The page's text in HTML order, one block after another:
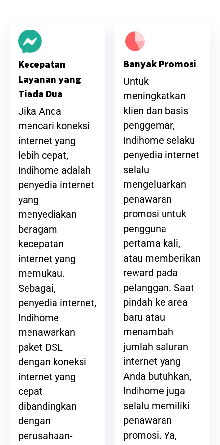
Kecepatan
Layanan yang
Tiada Dua
Jika Anda
mencari koneksi
internet yang
lebih cepat,
Indihome adalah
penyedia internet
yang
menyediakan
beragam
kecepatan
internet yang
memukau.
Sebagai,
penyedia internet,
Indihome
menawarkan
paket DSL
dengan koneksi
internet yang
cepat
dibandingkan
dengan
perusahaan-
Banyak Promosi
Untuk
meningkatkan
klien dan basis
penggemar,
Indihome selaku
penyedia internet
selalu
mengeluarkan
penawaran
promosi untuk
pengguna
pertama kali,
atau memberikan
reward pada
pelanggan. Saat
pindah ke area
baru atau
menambah
jumlah saluran
internet yang
Anda butuhkan,
Indihome juga
selalu memiliki
penawaran
promosi. Ya,